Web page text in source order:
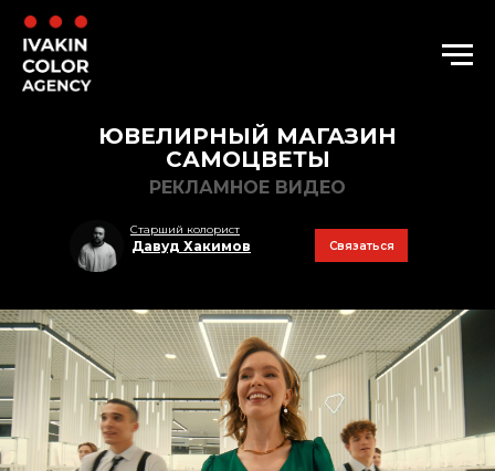
Давуд Хакимов Связаться
ЮВЕЛИРНЫЙ МАГАЗИН
САМОЦВЕТЫ
Старший колорист
РЕКЛАМНОЕ ВИДЕО